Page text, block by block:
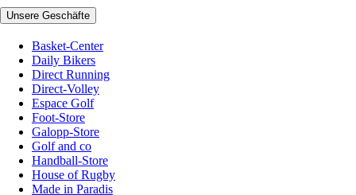
Unsere Geschäfte
Basket-Center
Daily Bikers
Direct Running
Direct-Volley
Espace Golf
Foot-Store
Galopp-Store
Golf and co
Handball-Store
House of Rugby
Made in Paradis